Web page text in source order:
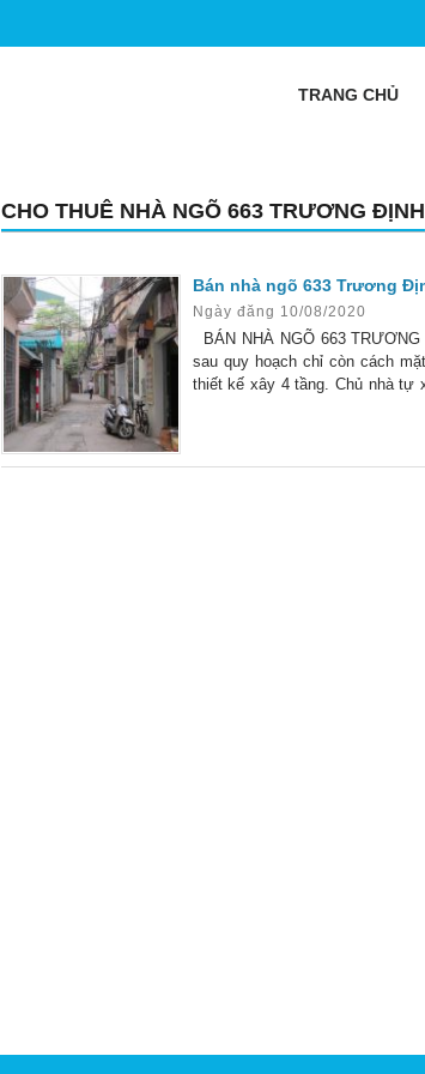
TRANG CHỦ
CHO THUÊ NHÀ NGÕ 663 TRƯƠNG ĐỊNH
Bán nhà ngõ 633 Trương
Ngày đăng 10/08/2020
BÁN NHÀ NGÕ 663
sau quy hoạch chỉ còn cách
thiết kế xây 4 tầng. Chủ nhà tự